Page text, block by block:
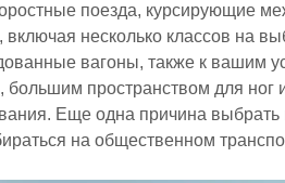
поезда, курсирующие
несколько классов на
вагоны, также к вашим
пространством для ног
Еще одна причина выбрать
на общественном